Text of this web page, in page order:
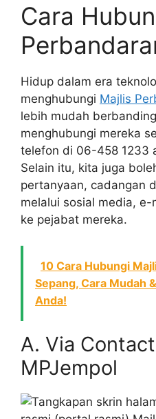
Cara
Hidup dalam era
menghubungi Majlis
lebih mudah
menghubungi mereka
telefon di 06-458 1233
Selain itu, kita juga
pertanyaan, cadangan
melalui sosial media,
ke pejabat mereka.
10 Cara Hubungi
Sepang, Cara Mudah
Anda!
A. Via
MPJempol